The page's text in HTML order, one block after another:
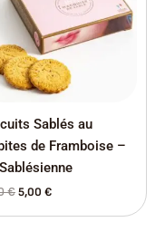
Sablés au
de Framboise –
€
5,90 €.
5,00 €
5,00 €.